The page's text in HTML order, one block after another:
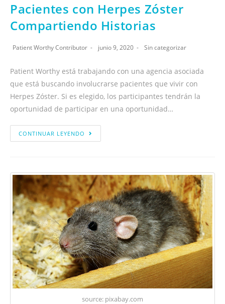
Pacientes con Herpes Zóster
Compartiendo Historias
Patient Worthy Contributor junio 9, 2020 Sin categorizar
Patient Worthy está trabajando con una agencia asociada
que está buscando involucrarse pacientes que vivir con
Herpes Zóster. Si es elegido, los participantes tendrán la
oportunidad de participar en una oportunidad…
CONTINUAR LEYENDO
source: pixabay.com